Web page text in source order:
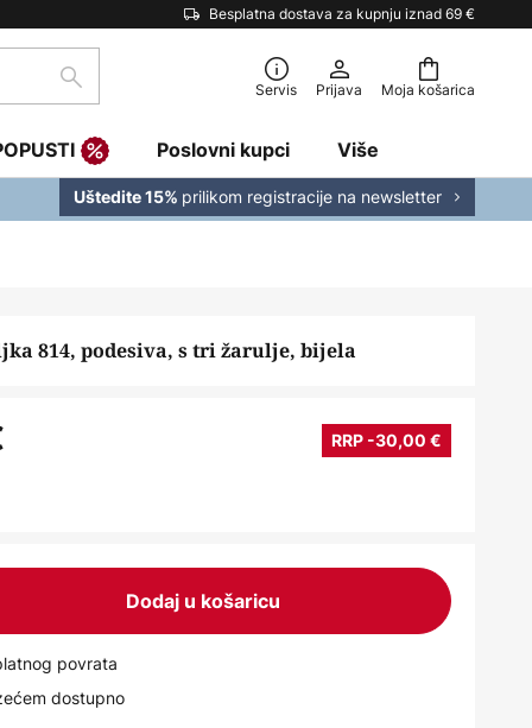
Besplatna dostava za kupnju iznad 69 €
Moja košarica
traži Servis Prijava
Poslovni kupci Više
Uštedite 15% prilikom registracije na newsletter
814, podesiva, s tri žarulje, bijela
RRP -30,00 €
Dodaj u košaricu
povrata
dostupno